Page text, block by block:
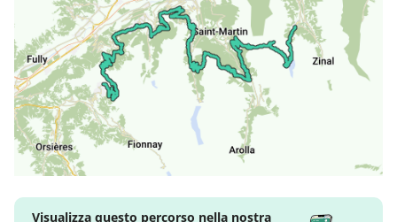
Visualizza questo percorso nella nostra